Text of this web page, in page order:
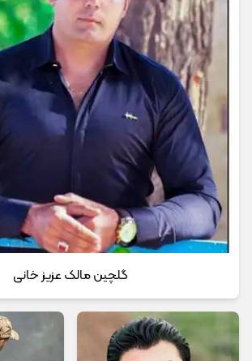
گلچین مالک عزیز خانی